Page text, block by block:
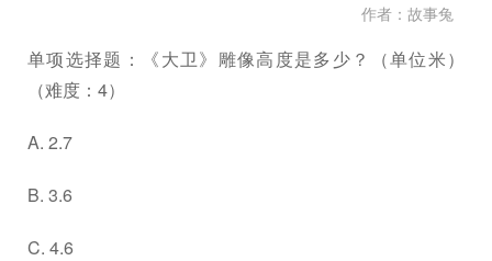
作者：故事兔
单项选择题：《大卫》雕像高度是多少？（单位米）
（难度：4）
A. 2.7
B. 3.6
C. 4.6